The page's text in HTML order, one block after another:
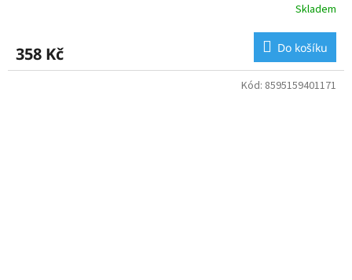
Skladem
358 Kč Do košíku
Kód: 8595159401171